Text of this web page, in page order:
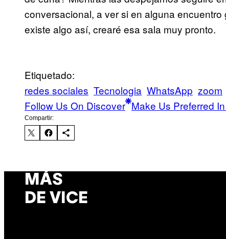
conversacional, a ver si en alguna encuentro
existe algo así, crearé esa sala muy pronto.
Etiquetado:
redes sociales Tecnologia WhatsApp zoom
Follow Us On Discover Make Us Preferred
Compartir:
MÁS
DE VICE